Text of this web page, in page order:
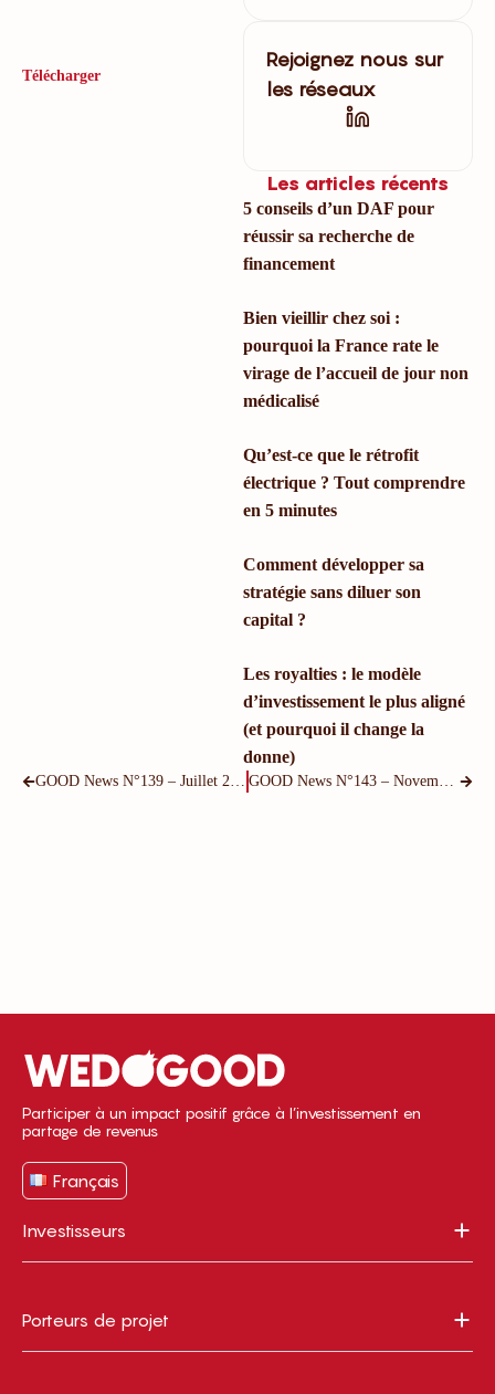
Télécharger
Rejoignez nous sur
les réseaux
Les articles récents
5 conseils d’un DAF pour
réussir sa recherche de
financement
Bien vieillir chez soi :
pourquoi la France rate le
virage de l’accueil de jour non
médicalisé
Qu’est-ce que le rétrofit
électrique ? Tout comprendre
en 5 minutes
Comment développer sa
stratégie sans diluer son
capital ?
Les royalties : le modèle
d’investissement le plus aligné
(et pourquoi il change la
donne)
GOOD News N°139 – Juillet 2025 GOOD News N°143 – Novembre 2025
Participer à un impact positif grâce à l’investissement en
partage de revenus
Français
Investisseurs
Porteurs de projet